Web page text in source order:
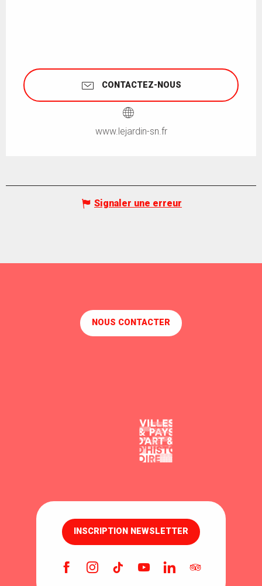
CONTACTEZ-NOUS
www.lejardin-sn.fr
Signaler une erreur
NOUS CONTACTER
INSCRIPTION NEWSLETTER